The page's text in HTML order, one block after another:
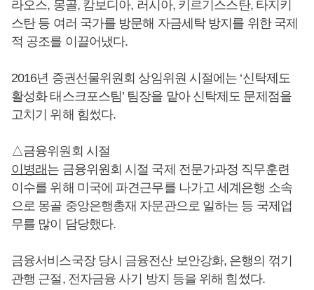
라오스, 몽골, 캄보디아, 러시아, 키르기스스탄, 타지키
스탄 등 여러 국가를 방문해 자금세탁 방지를 위한 국제
적 공조를 이끌어냈다.
2016년 증권선물위원회 상임위원 시절에는 ‘신탁제도
활성화 태스크포스팀’ 팀장을 맡아 신탁제도 문제점을
고치기 위해 힘썼다.
△금융위원회 시절
이병래 는 금융위원회 시절 국제 전문가과정 직무훈련
이수를 위해 미국에 파견근무를 나가고 세계은행 소속
으로 몽골 중앙은행총재 자문관으로 일하는 등 국제업
무를 많이 담당했다.
금융서비스국장 당시 금융전산 보안강화, 은행의 꺾기
관행 근절, 전자금융 사기 방지 등을 위해 힘썼다.